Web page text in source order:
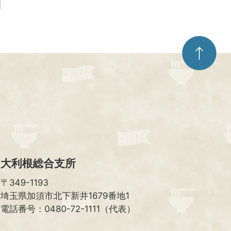
ペ
ー
ジ
大利根総合支所
〒349-1193
埼玉県加須市北下新井1679番地1
電話番号：0480-72-1111（代表）